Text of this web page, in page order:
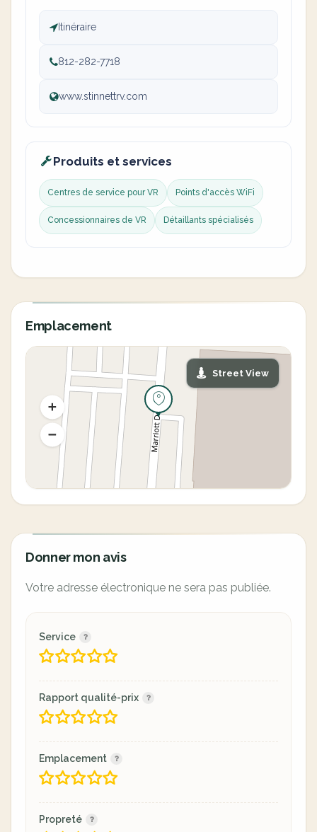
Itinéraire
812-282-7718
www.stinnettrv.com
Produits et services
Centres de service pour VR Points d'accès WiFi
Concessionnaires de VR Détaillants spécialisés
Emplacement
Street View
Donner mon avis
Votre adresse électronique ne sera pas publiée.
Service
Rapport qualité-prix
Emplacement
Propreté